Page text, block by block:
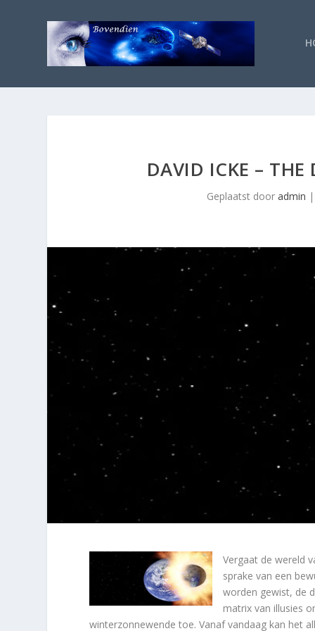
DAVID ICKE –
Geplaatst door admin |
Vergaat de wereld
sprake van een
worden gewist, de
matrix van illusies
winterzonnewende toe. Vanaf vandaag kan het